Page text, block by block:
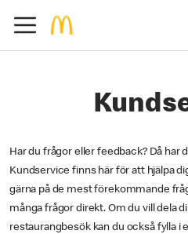
Har du frågor eller feedback? Då har
Kundservice finns här för att hjälpa
gärna på de mest förekommande
många frågor direkt. Om du vill dela
restaurangbesök kan du också fylla i